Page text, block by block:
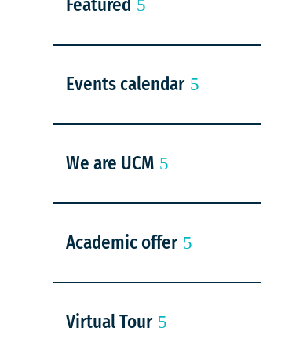
Featured
Events calendar
We are UCM
Academic offer
Virtual Tour